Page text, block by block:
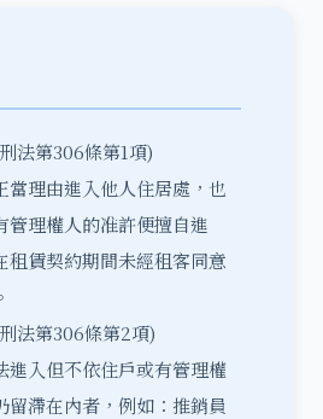
法第306條第1項)
當理由進入他人住居處，也
管理權人的准許便擅自進
租賃契約期間未經租客同意
法第306條第2項)
進入但不依住戶或有管理權
留滯在內者，例如：推銷員